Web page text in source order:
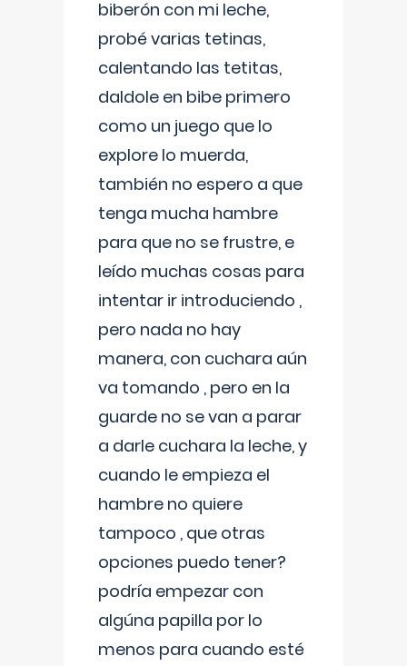
biberón con mi leche,
probé varias tetinas,
calentando las tetitas,
daldole en bibe primero
como un juego que lo
explore lo muerda,
también no espero a que
tenga mucha hambre
para que no se frustre, e
leído muchas cosas para
intentar ir introduciendo ,
pero nada no hay
manera, con cuchara aún
va tomando , pero en la
guarde no se van a parar
a darle cuchara la leche, y
cuando le empieza el
hambre no quiere
tampoco , que otras
opciones puedo tener?
podría empezar con
algúna papilla por lo
menos para cuando esté